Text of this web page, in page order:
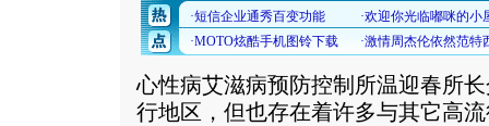
心性病艾滋病预防控制所温迎春所
行地区，但也存在着许多与其它高